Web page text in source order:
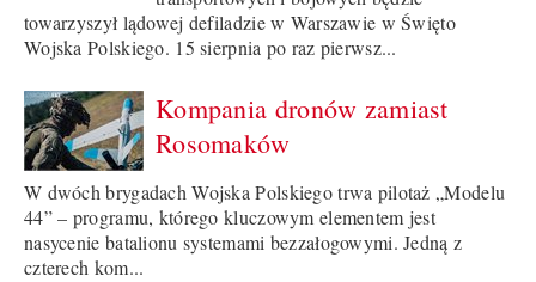
towarzyszył lądowej defiladzie w Warszawie w Święto
Wojska Polskiego. 15 sierpnia po raz pierwsz...
Kompania dronów zamiast
Rosomaków
W dwóch brygadach Wojska Polskiego trwa pilotaż „Modelu
44” – programu, którego kluczowym elementem jest
nasycenie batalionu systemami bezzałogowymi. Jedną z
czterech kom...